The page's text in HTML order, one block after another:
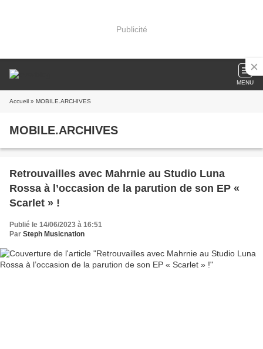
Publicité
MENU
Accueil » MOBILE.ARCHIVES
MOBILE.ARCHIVES
Retrouvailles avec Mahrnie au Studio Luna
Rossa à l’occasion de la parution de son EP «
Scarlet » !
Publié le 14/06/2023 à 16:51
Par Steph Musicnation